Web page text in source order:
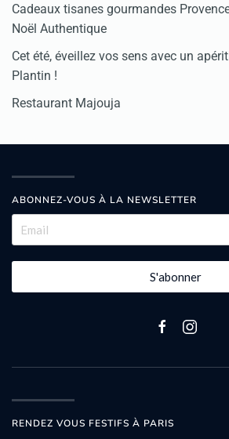
Cadeaux tisanes gourmandes
Noël Authentique
Cet été, éveillez vos sens avec un
Plantin !
Restaurant Majouja
ABONNEZ-VOUS À LA NEWSLETTER
S'abonner
RENDEZ VOUS FESTIFS À PARIS